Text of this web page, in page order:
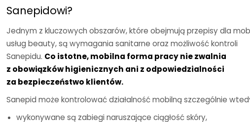
Sanepidowi?
Jednym z kluczowych obszarów, które obejmują przepisy dla
usług beauty, są wymagania sanitarne oraz możliwość kontroli
Sanepidu. Co istotne, mobilna forma pracy nie zwalnia
z obowiązków higienicznych ani z odpowiedzialności
za bezpieczeństwo klientów.
Sanepid może kontrolować działalność mobilną szczególnie
wykonywane są zabiegi naruszające ciągłość skóry,